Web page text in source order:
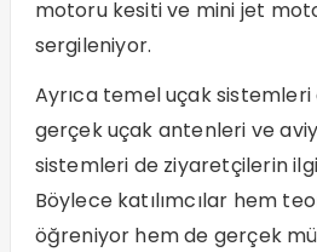
motoru kesiti ve mini jet
sergileniyor.
Ayrıca temel uçak sistemleri
gerçek uçak antenleri ve
sistemleri de ziyaretçilerin
Böylece katılımcılar hem
öğreniyor hem de gerçek